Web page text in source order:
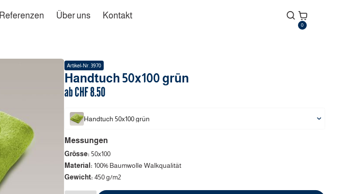
Referenzen Über uns Kontakt
0
Artikel-Nr. 3970
Handtuch 50x100 grün
ab CHF8.50
Handtuch 50x100grün
Messungen
Grösse: 50x100
Material: 100% Baumwolle Walkqualität
Gewicht: 450 g/m2